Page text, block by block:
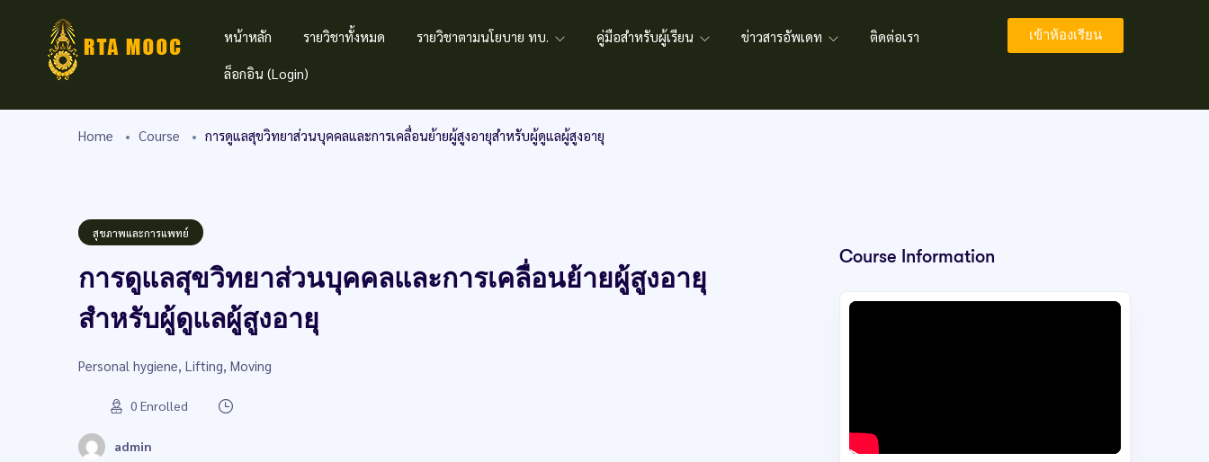
หน้าหลัก รายวิชาทั้งหมด รายวิชาตามนโยบาย ทบ. คู่มือสำหรับผู้เรียน ข่าวสารอัพเดท ติดต่อเรา
ล็อกอิน (Login)
เข้าห้องเรียน
Home Course การดูแลสุขวิทยาส่วนบุคคลและการเคลื่อนย้ายผู้สูงอายุสำหรับผู้ดูแลผู้สูงอายุ
สุขภาพและการแพทย์
การดูแลสุขวิทยาส่วนบุคคลและการเคลื่อนย้ายผู้สูงอายุ
สำหรับผู้ดูแลผู้สูงอายุ
Personal hygiene, Lifting, Moving
0 Enrolled
admin
Course Information